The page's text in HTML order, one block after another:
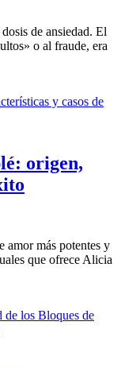
de ansiedad. El
o al fraude, era
origen,
amor más potentes y
que ofrece Alicia